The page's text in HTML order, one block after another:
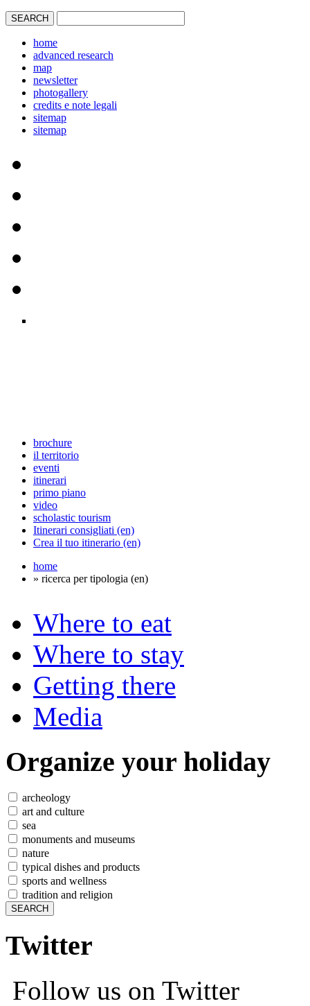
home
advanced research
map
newsletter
photogallery
credits e note legali
sitemap
sitemap
brochure
il territorio
eventi
itinerari
primo piano
video
scholastic tourism
Itinerari consigliati (en)
Crea il tuo itinerario (en)
home
» ricerca per tipologia (en)
Where to eat
Where to stay
Getting there
Media
Organize your holiday
archeology
art and culture
sea
monuments and museums
nature
typical dishes and products
sports and wellness
tradition and religion
Twitter
Follow us on Twitter